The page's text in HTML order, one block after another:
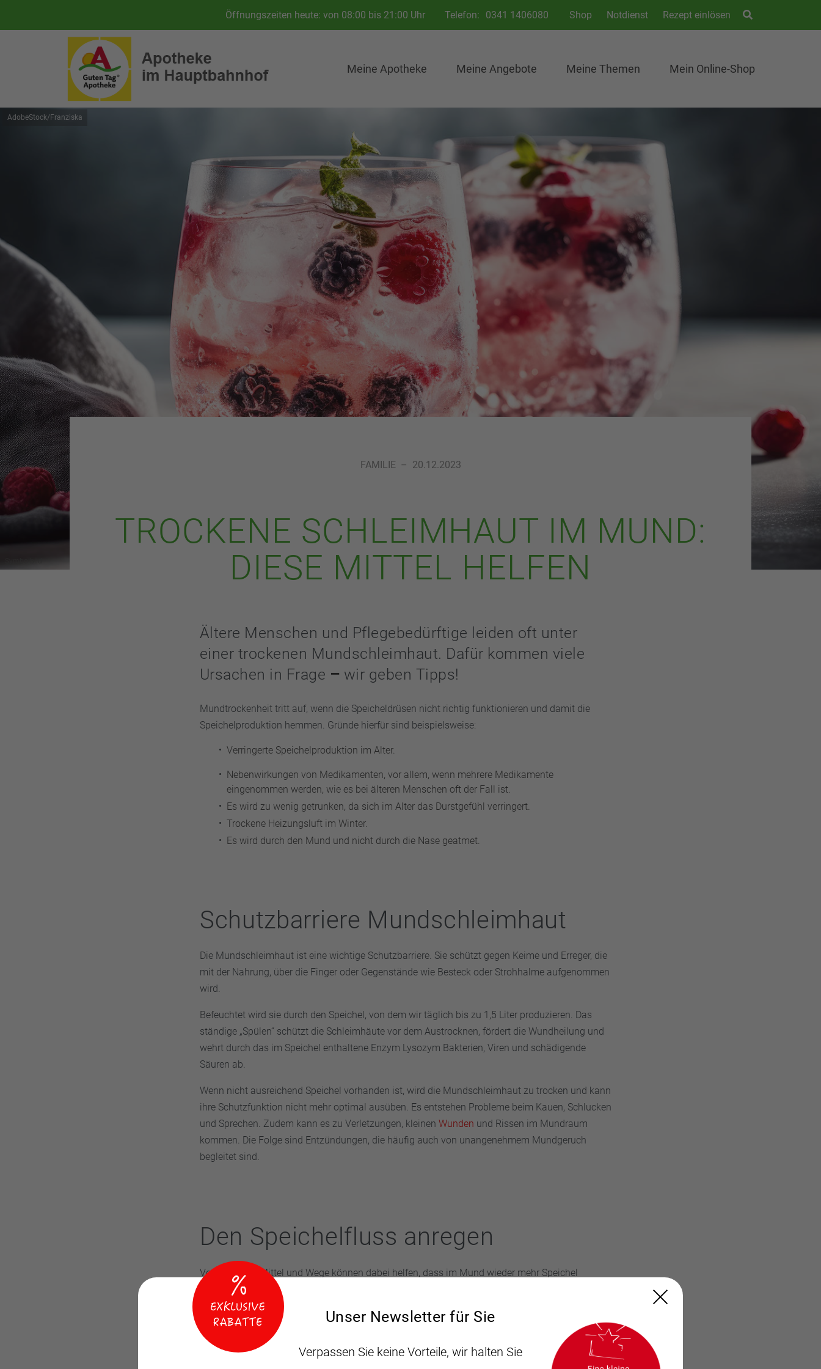
Öffnungszeiten heute: von 08:00 bis 21:00 Uhr Telefon: 0341 1406080 Shop Notdienst Rezept einlösen
Meine Apotheke Meine Angebote Meine Themen Mein Online-Shop
AdobeStock/Franziska
FAMILIE – 20.12.2023
TROCKENE SCHLEIMHAUT IM MUND:
DIESE MITTEL HELFEN
Ältere Menschen und Pflegebedürftige leiden oft unter
einer trockenen Mundschleimhaut. Dafür kommen viele
Ursachen in Frage – wir geben Tipps!
Mundtrockenheit tritt auf, wenn die Speicheldrüsen nicht richtig funktionieren und damit die
Speichelproduktion hemmen. Gründe hierfür sind beispielsweise:
Verringerte Speichelproduktion im Alter.
Nebenwirkungen von Medikamenten, vor allem, wenn mehrere Medikamente
eingenommen werden, wie es bei älteren Menschen oft der Fall ist.
Es wird zu wenig getrunken, da sich im Alter das Durstgefühl verringert.
Trockene Heizungsluft im Winter.
Es wird durch den Mund und nicht durch die Nase geatmet.
Schutzbarriere Mundschleimhaut
Die Mundschleimhaut ist eine wichtige Schutzbarriere. Sie schützt gegen Keime und Erreger, die
mit der Nahrung, über die Finger oder Gegenstände wie Besteck oder Strohhalme aufgenommen
wird.
Befeuchtet wird sie durch den Speichel, von dem wir täglich bis zu 1,5 Liter produzieren. Das
ständige „Spülen“ schützt die Schleimhäute vor dem Austrocknen, fördert die Wundheilung und
wehrt durch das im Speichel enthaltene Enzym Lysozym Bakterien, Viren und schädigende
Säuren ab.
Wenn nicht ausreichend Speichel vorhanden ist, wird die Mundschleimhaut zu trocken und kann
ihre Schutzfunktion nicht mehr optimal ausüben. Es entstehen Probleme beim Kauen, Schlucken
und Sprechen. Zudem kann es zu Verletzungen, kleinen Wunden und Rissen im Mundraum
kommen. Die Folge sind Entzündungen, die häufig auch von unangenehmem Mundgeruch
begleitet sind.
Den Speichelfluss anregen
Verschiedene Mittel und Wege können dabei helfen, dass im Mund wieder mehr Speichel
gebildet wird und sich die trockene Mundschleimhaut erholt. Sie enthalten häufig Xylit (Xylitol),
das im Mund kühlend wirkt und den Speichelfluss anregt, und das Enzym Lysozym, das
schädliche Bakterien abwehrt.
Mundsprays
Unser Newsletter für Sie
Verpassen Sie keine Vorteile, wir halten Sie